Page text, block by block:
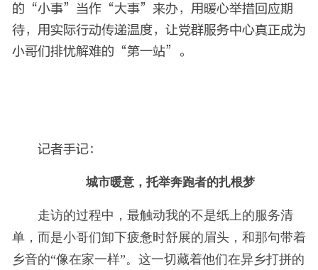
的“小事”当作“大事”来办，用暖心举措回应期
待，用实际行动传递温度，让党群服务中心真正成为
小哥们排忧解难的“第一站”。
记者手记：
城市暖意，托举奔跑者的扎根梦
走访的过程中，最触动我的不是纸上的服务清
单，而是小哥们卸下疲惫时舒展的眉头，和那句带着
乡音的“像在家一样”。这一切藏着他们在异乡打拼的